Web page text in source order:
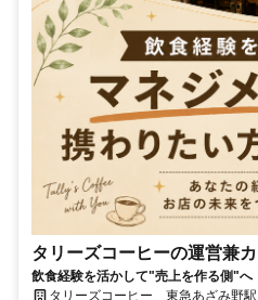
タリーズコーヒーの運営兼
飲食経験を活かして"売上を作る側"へ
タリーズコーヒー 東急あざみ野